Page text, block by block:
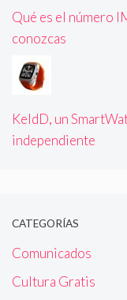
Qué es el número
conozcas
KeldD, un
independiente
CATEGORÍAS
Comunicados
Cultura Gratis